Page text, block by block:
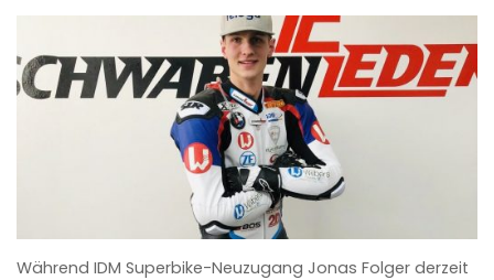
ANKE WIECZOREK
Während IDM Superbike-Neuzugang Jonas Folger derzeit